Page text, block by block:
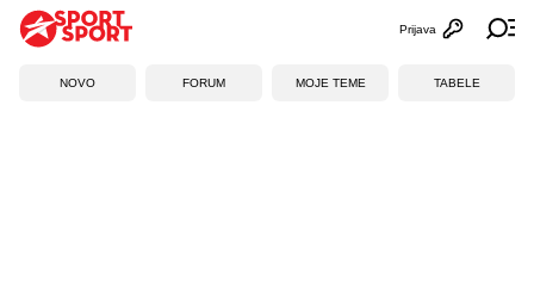
Otvori
Prijava
NOVO FORUM MOJE TEME TABELE